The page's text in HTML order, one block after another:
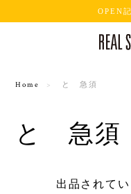
OPEN
Home と 急須
と 急須
出品されて